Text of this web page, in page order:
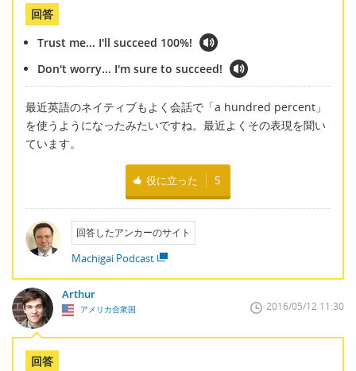
回答
Trust me... I'll succeed 100%!
Don't worry... I'm sure to succeed!
最近英語のネイティブもよく会話で「a hundred percent」
を使うようになったみたいですね。最近よくその表現を聞い
ています。
役に立った 5
回答したアンカーのサイト
Machigai Podcast
Arthur
アメリカ合衆国 2016/05/12 11:30
回答